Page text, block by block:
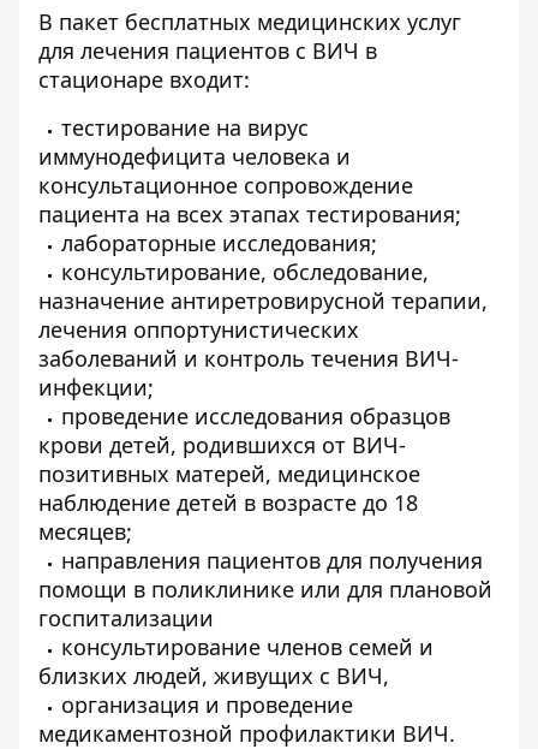
В пакет бесплатных медицинских услуг
для лечения пациентов с ВИЧ в
стационаре входит:
тестирование на вирус
иммунодефицита человека и
консультационное сопровождение
пациента на всех этапах тестирования;
лабораторные исследования;
консультирование, обследование,
назначение антиретровирусной терапии,
лечения оппортунистических
заболеваний и контроль течения ВИЧ-
инфекции;
проведение исследования образцов
крови детей, родившихся от ВИЧ-
позитивных матерей, медицинское
наблюдение детей в возрасте до 18
месяцев;
направления пациентов для получения
помощи в поликлинике или для плановой
госпитализации
консультирование членов семей и
близких людей, живущих с ВИЧ,
организация и проведение
медикаментозной профилактики ВИЧ.